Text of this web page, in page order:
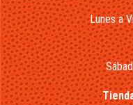
Lunes a